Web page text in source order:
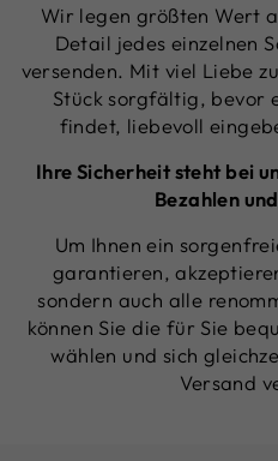
Wir legen größten Wert
Detail jedes einzelnen
versenden. Mit viel Liebe
Stück sorgfältig, bevor
findet, liebevoll
Ihre Sicherheit steht bei
Bezahlen
Um Ihnen ein
garantieren,
sondern auch alle
können Sie die für Sie
wählen und sich
Versand